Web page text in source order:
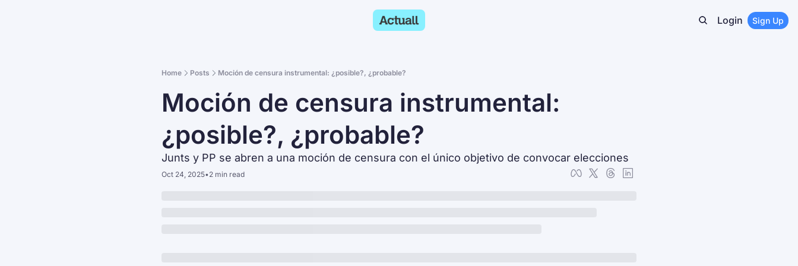
Login Sign Up
Home Posts Moción de censura instrumental: ¿posible?, ¿probable?
Moción de censura instrumental:
¿posible?, ¿probable?
Junts y PP se abren a una moción de censura con el único objetivo de convocar elecciones
Oct 24, 2025•2 min read